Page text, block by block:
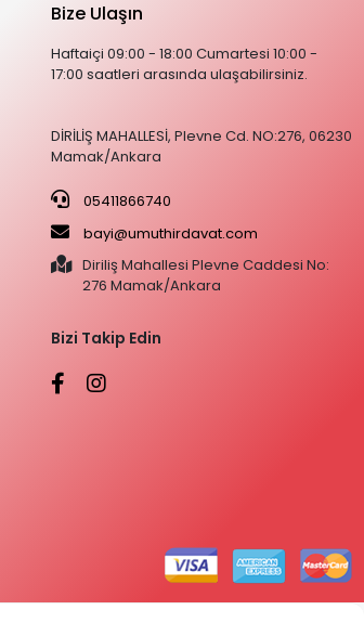
Bize Ulaşın
Haftaiçi 09:00 - 18:00 Cumartesi 10:00 -
17:00 saatleri arasında ulaşabilirsiniz.
DİRİLİŞ MAHALLESİ, Plevne Cd. NO:276, 06230
Mamak/Ankara
05411866740
bayi@umuthirdavat.com
Diriliş Mahallesi Plevne Caddesi No:
276 Mamak/Ankara
Bizi Takip Edin